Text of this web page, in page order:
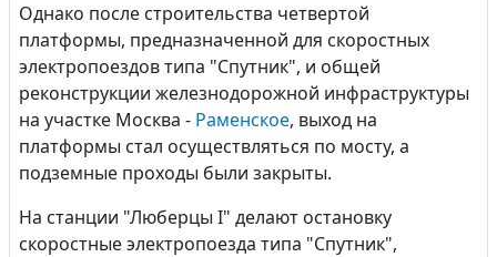
Однако после строительства четвертой
платформы, предназначенной для скоростных
электропоездов типа "Спутник", и общей
реконструкции железнодорожной инфраструктуры
на участке Москва - Раменское, выход на
платформы стал осуществляться по мосту, а
подземные проходы были закрыты.
На станции "Люберцы I" делают остановку
скоростные электропоезда типа "Спутник",